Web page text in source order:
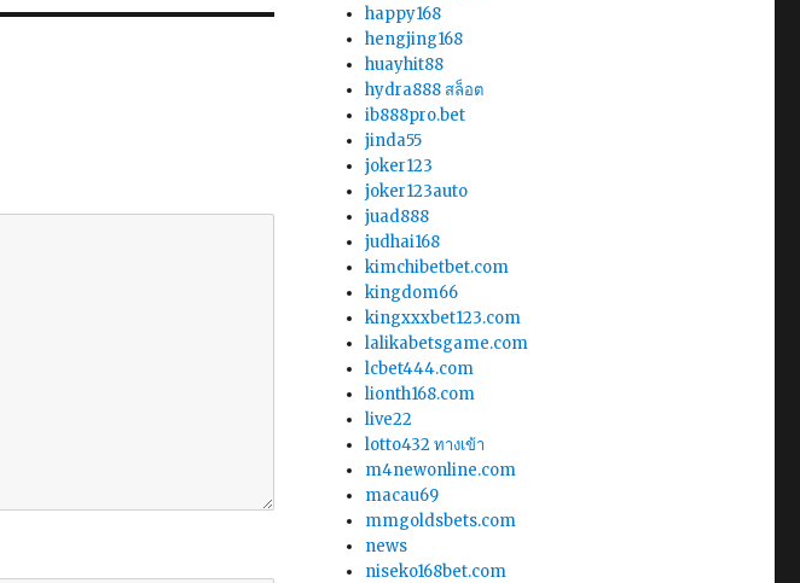
happy168
hengjing168
huayhit88
hydra888 สล็อต
ib888pro.bet
jinda55
joker123
joker123auto
juad888
judhai168
kimchibetbet.com
kingdom66
kingxxxbet123.com
lalikabetsgame.com
lcbet444.com
lionth168.com
live22
lotto432 ทางเข้า
m4newonline.com
macau69
mmgoldsbets.com
news
niseko168bet.com